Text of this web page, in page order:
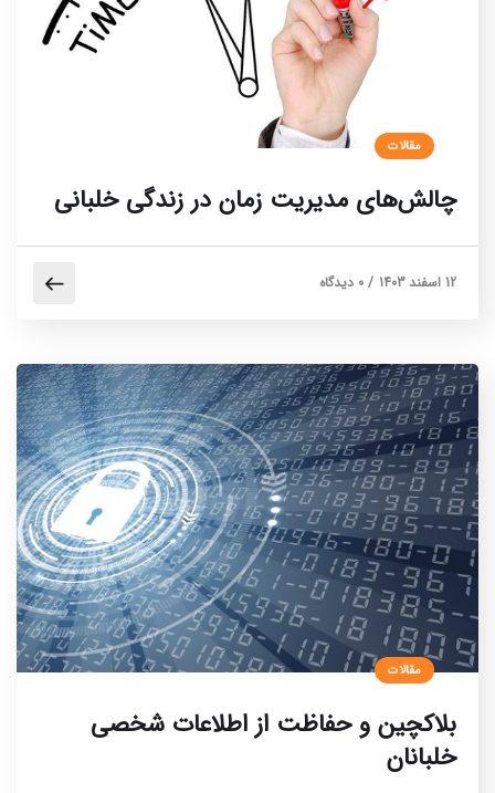
مقالات
چالش‌های مدیریت زمان در زندگی خلبانی
12 اسفند 1403 / 0 دیدگاه
مقالات
بلاکچین و حفاظت از اطلاعات شخصی
خلبانان